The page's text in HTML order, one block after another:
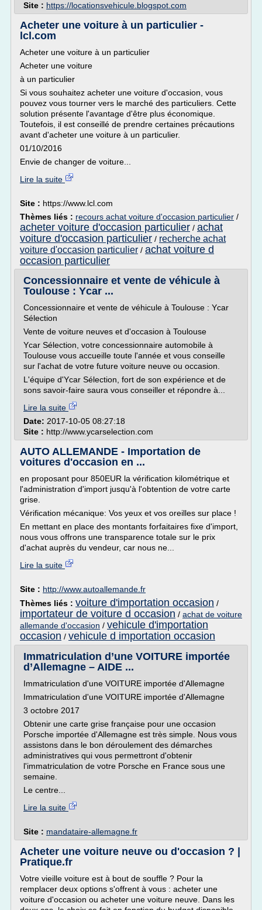
Site : https://locationsvehicule.blogspot.com
Acheter une voiture à un particulier -
lcl.com
Acheter une voiture à un particulier
Acheter une voiture
à un particulier
Si vous souhaitez acheter une voiture d'occasion, vous
pouvez vous tourner vers le marché des particuliers. Cette
solution présente l'avantage d'être plus économique.
Toutefois, il est conseillé de prendre certaines précautions
avant d'acheter une voiture à un particulier.
01/10/2016
Envie de changer de voiture...
Lire la suite
Site : https://www.lcl.com
Thèmes liés : recours achat voiture d'occasion particulier /
acheter voiture d'occasion particulier / achat
voiture d'occasion particulier / recherche achat
voiture d'occasion particulier / achat voiture d
occasion particulier
Concessionnaire et vente de véhicule à
Toulouse : Ycar ...
Concessionnaire et vente de véhicule à Toulouse : Ycar
Sélection
Vente de voiture neuves et d'occasion à Toulouse
Ycar Sélection, votre concessionnaire automobile à
Toulouse vous accueille toute l'année et vous conseille
sur l'achat de votre future voiture neuve ou occasion.
L'équipe d'Ycar Sélection, fort de son expérience et de
sons savoir-faire saura vous conseiller et répondre à...
Lire la suite
Date: 2017-10-05 08:27:18
Site : http://www.ycarselection.com
AUTO ALLEMANDE - Importation de
voitures d'occasion en ...
en proposant pour 850EUR la vérification kilométrique et
l'administration d'import jusqu'à l'obtention de votre carte
grise.
Vérification mécanique: Vos yeux et vos oreilles sur place !
En mettant en place des montants forfaitaires fixe d'import,
nous vous offrons une transparence totale sur le prix
d'achat auprès du vendeur, car nous ne...
Lire la suite
Site : http://www.autoallemande.fr
Thèmes liés : voiture d'importation occasion /
importateur de voiture d occasion / achat de voiture
allemande d'occasion / vehicule d'importation
occasion / vehicule d importation occasion
Immatriculation d’une VOITURE importée
d’Allemagne – AIDE ...
Immatriculation d'une VOITURE importée d'Allemagne
Immatriculation d'une VOITURE importée d'Allemagne
3 octobre 2017
Obtenir une carte grise française pour une occasion
Porsche importée d'Allemagne est très simple. Nous vous
assistons dans le bon déroulement des démarches
administratives qui vous permettront d'obtenir
l'immatriculation de votre Porsche en France sous une
semaine.
Le centre...
Lire la suite
Site : mandataire-allemagne.fr
Acheter une voiture neuve ou d'occasion ? |
Pratique.fr
Votre vieille voiture est à bout de souffle ? Pour la
remplacer deux options s'offrent à vous : acheter une
voiture d'occasion ou acheter une voiture neuve. Dans les